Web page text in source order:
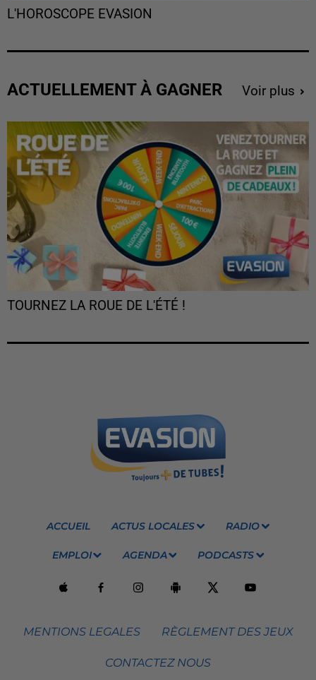
L'HOROSCOPE EVASION
ACTUELLEMENT À GAGNER Voir plus
TOURNEZ LA ROUE DE L'ÉTÉ !
ACCUEIL ACTUS LOCALES RADIO
EMPLOI AGENDA PODCASTS
MENTIONS LEGALES RÈGLEMENT DES JEUX
CONTACTEZ NOUS